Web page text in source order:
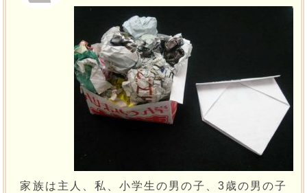
家族は主人、私、小学生の男の子、3歳の男の子